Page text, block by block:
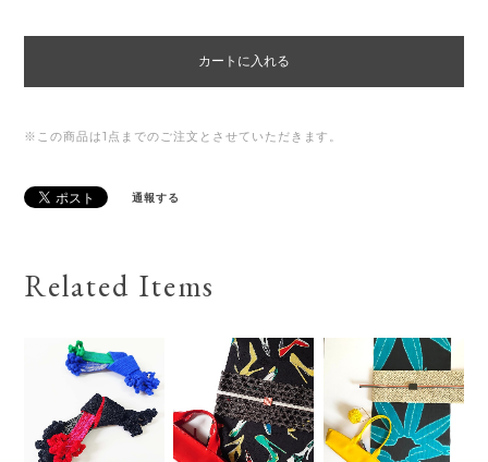
カートに入れる
※この商品は1点までのご注文とさせていただきます。
通報する
Related Items